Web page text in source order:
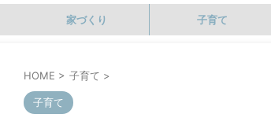
家づくり 子育て
HOME > 子育て >
子育て